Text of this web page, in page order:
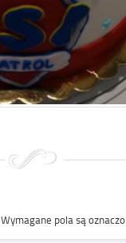
Wymagane pola są